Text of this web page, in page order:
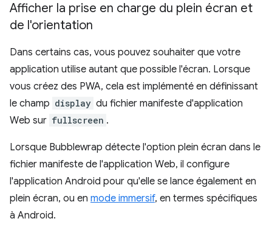
Afficher la prise en charge du plein écran et
de l'orientation
Dans certains cas, vous pouvez souhaiter que votre
application utilise autant que possible l'écran. Lorsque
vous créez des PWA, cela est implémenté en définissant
le champ display du fichier manifeste d'application
Web sur fullscreen .
Lorsque Bubblewrap détecte l'option plein écran dans le
fichier manifeste de l'application Web, il configure
l'application Android pour qu'elle se lance également en
plein écran, ou en mode immersif, en termes spécifiques
à Android.